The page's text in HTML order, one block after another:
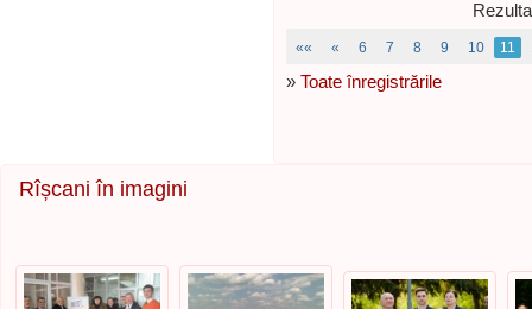
«« « 6 7 8 9 10 11
» Toate înregistrările
Rîșcani în imagini